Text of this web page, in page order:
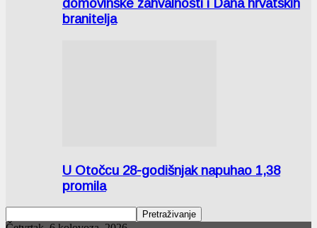
domovinske zahvalnosti i Dana hrvatskih
branitelja
U Otočcu 28-godišnjak napuhao 1,38
promila